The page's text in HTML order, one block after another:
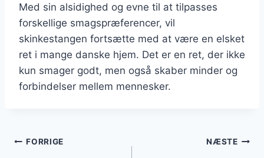
Med sin alsidighed og evne til at tilpasses
forskellige smagspræferencer, vil
skinkestangen fortsætte med at være en elsket
ret i mange danske hjem. Det er en ret, der ikke
kun smager godt, men også skaber minder og
forbindelser mellem mennesker.
Indlægsnavigation
FORRIGE NÆSTE